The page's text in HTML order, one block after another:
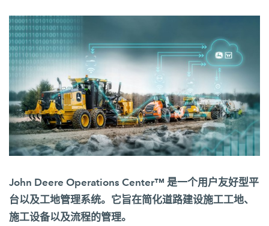
John Deere Operations Center™ 是一个用户友好型平
台以及工地管理系统。它旨在简化道路建设施工工地、
施工设备以及流程的管理。